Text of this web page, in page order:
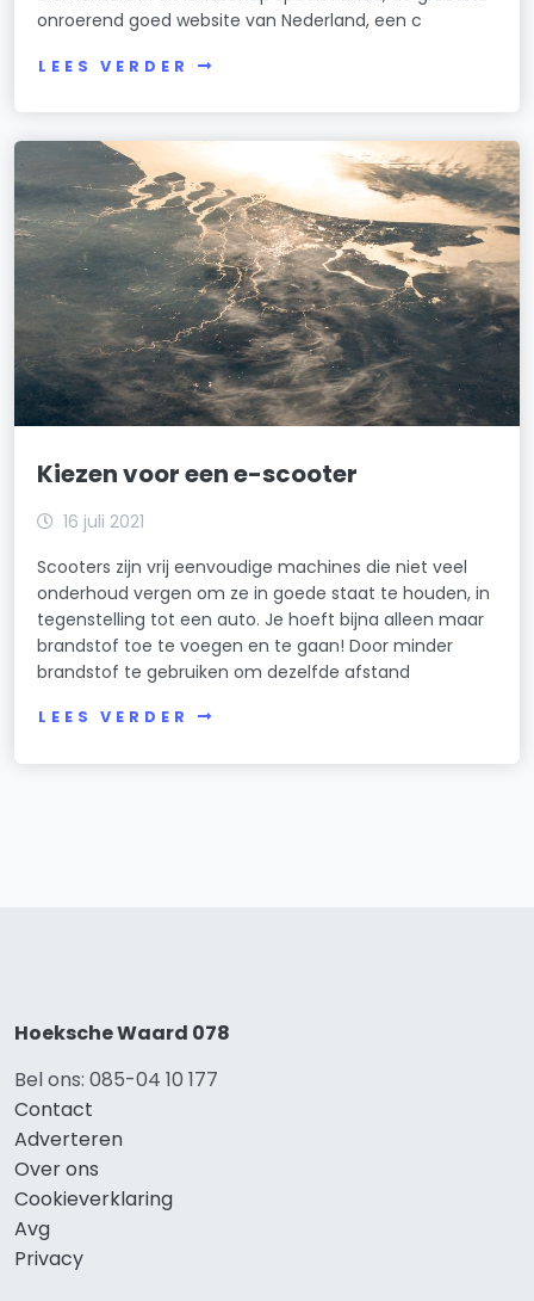
onroerend goed website van Nederland, een c
LEES VERDER
Kiezen voor een e-scooter
16 juli 2021
Scooters zijn vrij eenvoudige machines die niet veel
onderhoud vergen om ze in goede staat te houden, in
tegenstelling tot een auto. Je hoeft bijna alleen maar
brandstof toe te voegen en te gaan! Door minder
brandstof te gebruiken om dezelfde afstand
LEES VERDER
Hoeksche Waard 078
Bel ons: 085-04 10 177
Contact
Adverteren
Over ons
Cookieverklaring
Avg
Privacy